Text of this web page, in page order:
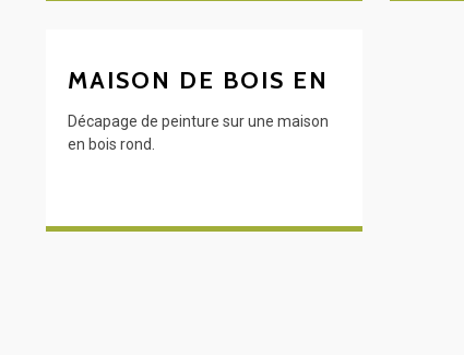
MAISON DE BOIS EN
Décapage de peinture sur une maison
en bois rond.